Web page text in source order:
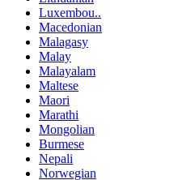
Luxembou..
Macedonian
Malagasy
Malay
Malayalam
Maltese
Maori
Marathi
Mongolian
Burmese
Nepali
Norwegian